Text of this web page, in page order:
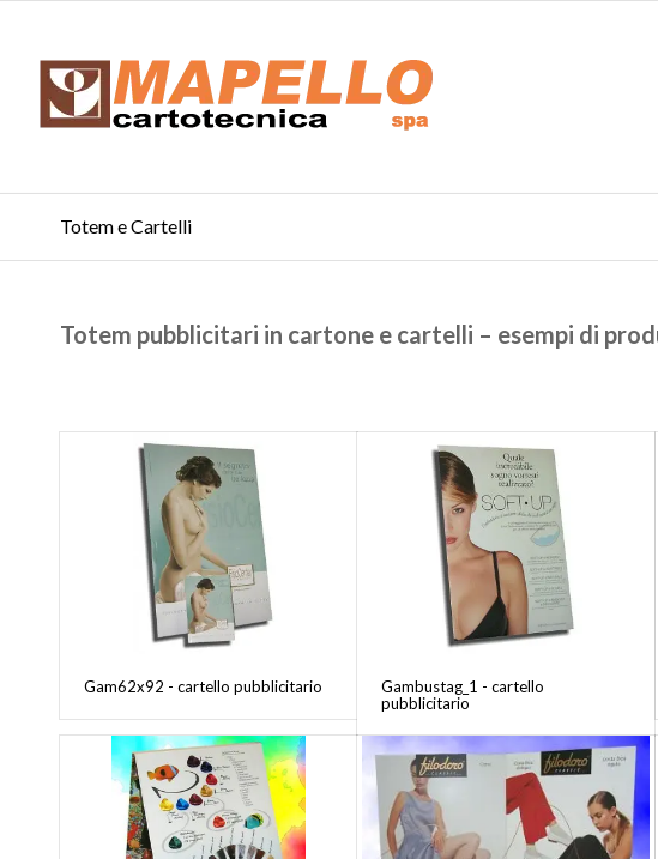
Totem e Cartelli
Totem pubblicitari in cartone e cartelli – esempi di
Gam62x92 - cartello pubblicitario
Gambustag_1 - cartello
pubblicitario